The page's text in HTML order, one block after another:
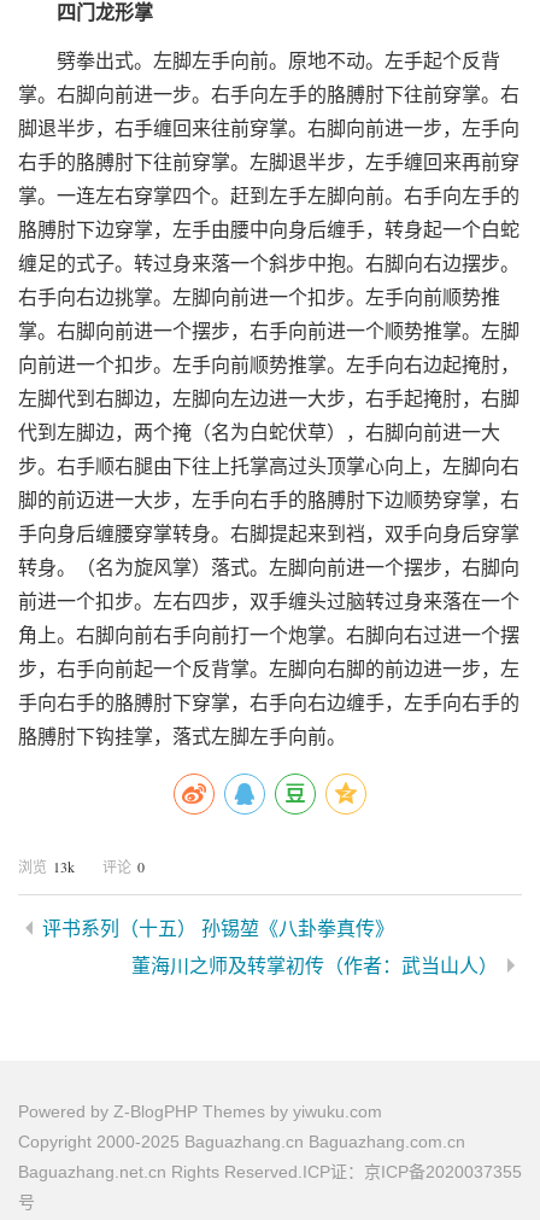
四门龙形掌
劈拳出式。左脚左手向前。原地不动。左手起个反背
掌。右脚向前进一步。右手向左手的胳膊肘下往前穿掌。右
脚退半步，右手缠回来往前穿掌。右脚向前进一步，左手向
右手的胳膊肘下往前穿掌。左脚退半步，左手缠回来再前穿
掌。一连左右穿掌四个。赶到左手左脚向前。右手向左手的
胳膊肘下边穿掌，左手由腰中向身后缠手，转身起一个白蛇
缠足的式子。转过身来落一个斜步中抱。右脚向右边摆步。
右手向右边挑掌。左脚向前进一个扣步。左手向前顺势推
掌。右脚向前进一个摆步，右手向前进一个顺势推掌。左脚
向前进一个扣步。左手向前顺势推掌。左手向右边起掩肘，
左脚代到右脚边，左脚向左边进一大步，右手起掩肘，右脚
代到左脚边，两个掩（名为白蛇伏草），右脚向前进一大
步。右手顺右腿由下往上托掌高过头顶掌心向上，左脚向右
脚的前迈进一大步，左手向右手的胳膊肘下边顺势穿掌，右
手向身后缠腰穿掌转身。右脚提起来到裆，双手向身后穿掌
转身。（名为旋风掌）落式。左脚向前进一个摆步，右脚向
前进一个扣步。左右四步，双手缠头过脑转过身来落在一个
角上。右脚向前右手向前打一个炮掌。右脚向右过进一个摆
步，右手向前起一个反背掌。左脚向右脚的前边进一步，左
手向右手的胳膊肘下穿掌，右手向右边缠手，左手向右手的
胳膊肘下钩挂掌，落式左脚左手向前。
浏览 13k 评论 0
评书系列（十五） 孙锡堃《八卦拳真传》
董海川之师及转掌初传（作者：武当山人）
Powered by Z-BlogPHP Themes by yiwuku.com
Copyright 2000-2025 Baguazhang.cn Baguazhang.com.cn
Baguazhang.net.cn Rights Reserved.ICP证：京ICP备2020037355
号